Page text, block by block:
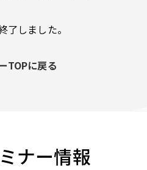
了しました。
TOPに戻る
ナー情報